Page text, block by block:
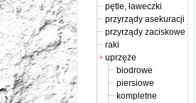
pętle, ławeczki
przyrządy asekuracji
przyrządy zaciskowe
raki
uprzęże
biodrowe
piersiowe
kompletne